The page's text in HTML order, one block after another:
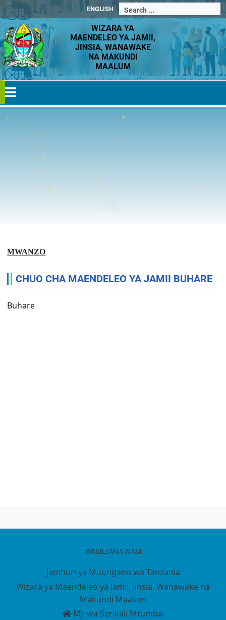
ENGLISH
WIZARA YA
MAENDELEO YA JAMII,
JINSIA, WANAWAKE
NA MAKUNDI
MAALUM
MWANZO
CHUO CHA MAENDELEO YA JAMII BUHARE
Buhare
WASILIANA NASI
Jamhuri ya Muungano wa Tanzania
Wizara ya Maendeleo ya Jamii, Jinsia, Wanawake na
Makundi Maalum
Mji wa Serikali Mtumba,